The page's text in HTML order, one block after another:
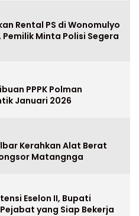
Rental PS di Wonomulyo
Minta Polisi Segera
PPPK Polman
Januari 2026
Kerahkan Alat Berat
Matangnga
Eselon II, Bupati
yang Siap Bekerja